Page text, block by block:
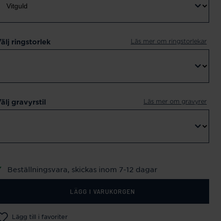
ringstorlek Läs mer om ringstorlekar
gravyrstil Läs mer om gravyrer
Beställningsvara, skickas inom 7-12 dagar
LÄGG I VARUKORGEN
Lägg till i favoriter